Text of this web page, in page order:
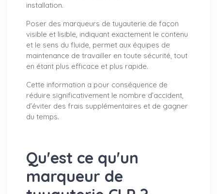
installation.
Poser des marqueurs de tuyauterie de façon
visible et lisible, indiquant exactement le contenu
et le sens du fluide, permet aux équipes de
maintenance de travailler en toute sécurité, tout
en étant plus efficace et plus rapide.
Cette information a pour conséquence de
réduire significativement le nombre d’accident,
d’éviter des frais supplémentaires et de gagner
du temps.
Qu'est ce qu'un
marqueur de